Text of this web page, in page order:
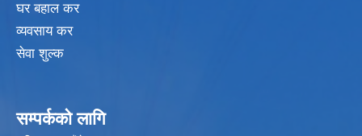
घर बहाल कर
व्यवसाय कर
सेवा शुल्क
सम्पर्कको लागि